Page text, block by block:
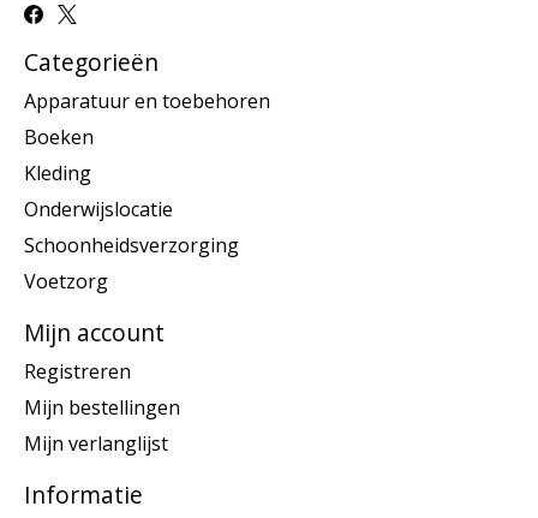
Categorieën
Apparatuur en toebehoren
Boeken
Kleding
Onderwijslocatie
Schoonheidsverzorging
Voetzorg
Mijn account
Registreren
Mijn bestellingen
Mijn verlanglijst
Informatie